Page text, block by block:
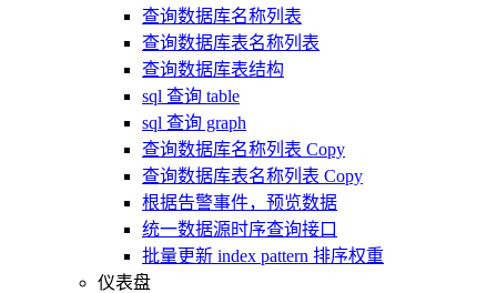
查询数据库名称列表
查询数据库表名称列表
查询数据库表结构
sql 查询 table
sql 查询 graph
查询数据库名称列表 Copy
查询数据库表名称列表 Copy
根据告警事件，预览数据
统一数据源时序查询接口
批量更新 index pattern 排序权重
仪表盘